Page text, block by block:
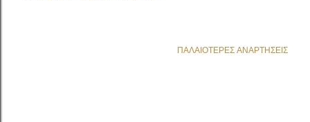
ΠΑΛΑΙΌΤΕΡΕΣ ΑΝΑΡΤΉΣΕΙΣ